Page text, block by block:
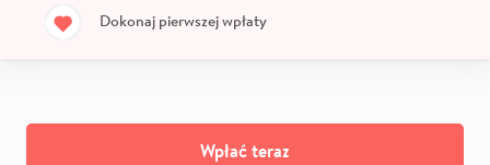
Dokonaj pierwszej wpłaty
Wpłać teraz